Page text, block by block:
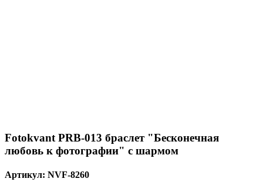
Fotokvant PRB-013 браслет "Бесконечная
любовь к фотографии" с шармом
Артикул: NVF-8260